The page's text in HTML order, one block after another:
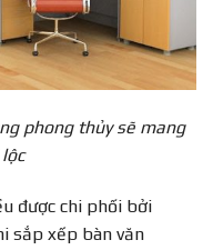
phong thủy sẽ mang
được chi phối bởi
sắp xếp bàn văn